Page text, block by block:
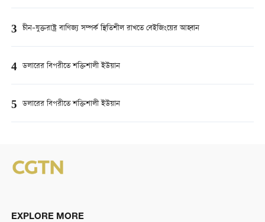
3 চীন–যুক্তরাষ্ট্র বাণিজ্য সম্পর্ক স্থিতিশীল রাখতে বেইজিংয়ের আহ্বান
4 ডলারের বিপরীতে শক্তিশালী ইউয়ান
5 ডলারের বিপরীতে শক্তিশালী ইউয়ান
EXPLORE MORE